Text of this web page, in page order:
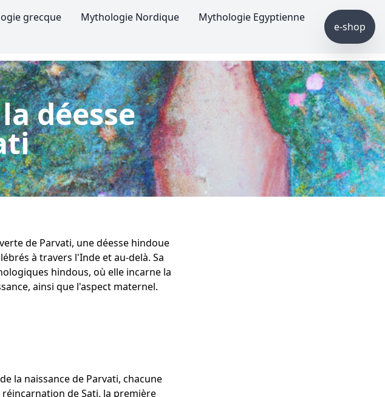
grecque Mythologie Nordique Mythologie Egyptienne
e-shop
déesse
de Parvati, une déesse hindoue
à travers l'Inde et au-delà. Sa
hindous, où elle incarne la
ainsi que l'aspect maternel.
la naissance de Parvati, chacune
de Sati, la première